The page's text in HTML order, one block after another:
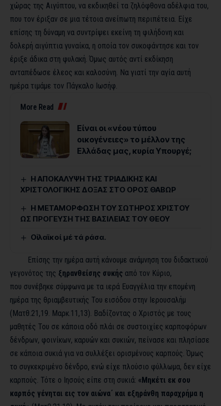
χώρας της Αιγύπτου, να εκδικηθεί τα ζηλόφθονα αδέλφια του,
που τον έριξαν σε μια τέτοια ανείπωτη περιπέτεια. Είχε
επίσης τη δύναμη να συντρίψει εκείνη τη φιλήδονη και
δολερή αιγύπτια γυναίκα, η οποία τον συκοφάντησε και τον
έριξε άδικα στη φυλακή. Όμως αυτός αντί εκδίκηση
ανταπέδωσε έλεος και καλοσύνη. Να γιατί την αγία αυτή
ημέρα τιμάμε τον Πάγκαλο Ιωσήφ.
More Read
Είναι οι «νέου τύπου
οικογένειες» το μέλλον της
Ελλάδας μας, κυρία Υπουργέ;
Η ΑΠΟΚΑΛΥΨΗ ΤΗΣ ΤΡΙΑΔΙΚΗΣ ΚΑΙ
ΧΡΙΣΤΟΛΟΓΙΚΗΣ ΔΟΞΑΣ ΣΤΟ ΟΡΟΣ ΘΑΒΩΡ
Η ΜΕΤΑΜΟΡΦΩΣΗ ΤΟΥ ΣΩΤΗΡΟΣ ΧΡΙΣΤΟΥ
ΩΣ ΠΡΟΓΕΥΣΗ ΤΗΣ ΒΑΣΙΛΕΙΑΣ ΤΟΥ ΘΕΟΥ
Οἱ λαϊκοί μέ τά ράσα.
Επίσης την ημέρα αυτή κάνουμε ανάμνηση του διδακτικού
γεγονότος της ξηρανθείσης συκής από τον Κύριο,
που συνέβηκε σύμφωνα με τα ιερά Ευαγγέλια την επομένη
ημέρα της θριαμβευτικής Του εισόδου στην Ιερουσαλήμ
(Ματθ.21,19. Μαρκ.11,13). Βαδίζοντας ο Χριστός με τους
μαθητές Του σε κάποια οδό πλάι σε συστοιχίες καρποφόρων
δένδρων, φοινίκων, καρυών και συκιών, πείνασε και πλησίασε
σε κάποια συκιά για να συλλέξει ορισμένους καρπούς. Όμως
το συγκεκριμένο δένδρο, ενώ είχε πλούσιο φύλλωμα, δεν είχε
καρπούς. Τότε ο Ιησούς είπε στη συκιά: «Μηκέτι εκ σου
καρπός γένηται εις τον αιώνα΄ και εξηράνθη παραχρήμα η